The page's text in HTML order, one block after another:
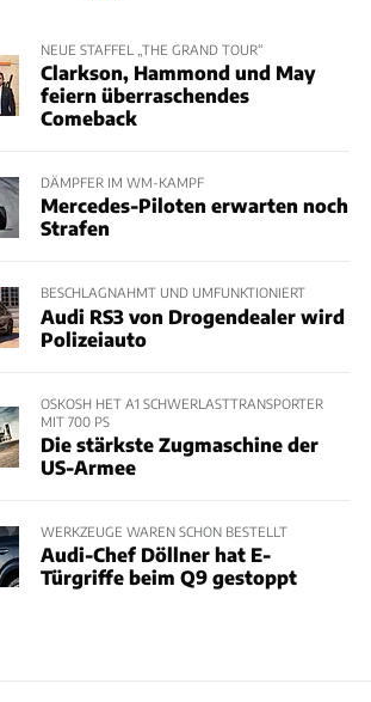
NEUE STAFFEL „THE GRAND TOUR“
Clarkson, Hammond und May
feiern überraschendes
Comeback
DÄMPFER IM WM-KAMPF
Mercedes-Piloten erwarten noch
Strafen
BESCHLAGNAHMT UND UMFUNKTIONIERT
Audi RS3 von Drogendealer wird
Polizeiauto
OSKOSH HET A1 SCHWERLASTTRANSPORTER
MIT 700 PS
Die stärkste Zugmaschine der
US-Armee
WERKZEUGE WAREN SCHON BESTELLT
Audi-Chef Döllner hat E-
Türgriffe beim Q9 gestoppt